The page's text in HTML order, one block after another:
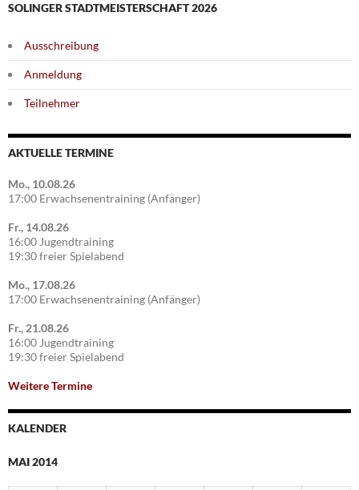
SOLINGER STADTMEISTERSCHAFT 2026
Ausschreibung
Anmeldung
Teilnehmer
AKTUELLE TERMINE
Mo., 10.08.26
17:00 Erwachsenentraining (Anfänger)
Fr., 14.08.26
16:00 Jugendtraining
19:30 freier Spielabend
Mo., 17.08.26
17:00 Erwachsenentraining (Anfänger)
Fr., 21.08.26
16:00 Jugendtraining
19:30 freier Spielabend
Weitere Termine
KALENDER
MAI 2014